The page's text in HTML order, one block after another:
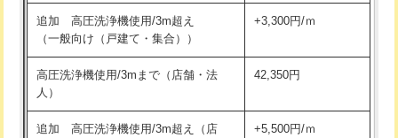
※給水管工事は20mmまでの価格です。
持込商品取付（浄水器・分岐水栓） 16,500円
業）
追加 高圧洗浄機使用/3m超え
（一般向け（戸建て・集合））
+3,300円/ｍ
高圧洗浄機使用/3mまで（店舗・法
人）
42,350円
追加 高圧洗浄機使用/3m超え（店
+5,500円/ｍ